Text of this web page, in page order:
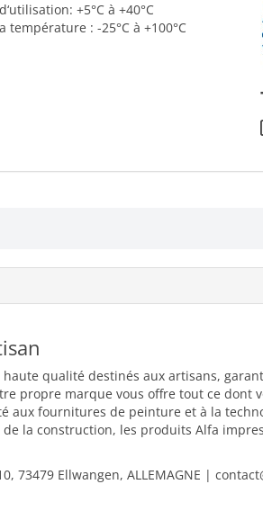
+5°C à +40°C
température : -25°C à +100°C
qualité destinés aux artisans,
propre marque vous offre tout ce dont
aux fournitures de peinture et à la
la construction, les produits Alfa
73479 Ellwangen, ALLEMAGNE |